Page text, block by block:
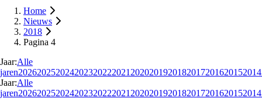
Home
Nieuws
2018
Pagina 4
Jaar:Alle
jaren202620252024202320222021 2020201920182017201620152014
Jaar:Alle
jaren202620252024202320222021 2020201920182017201620152014